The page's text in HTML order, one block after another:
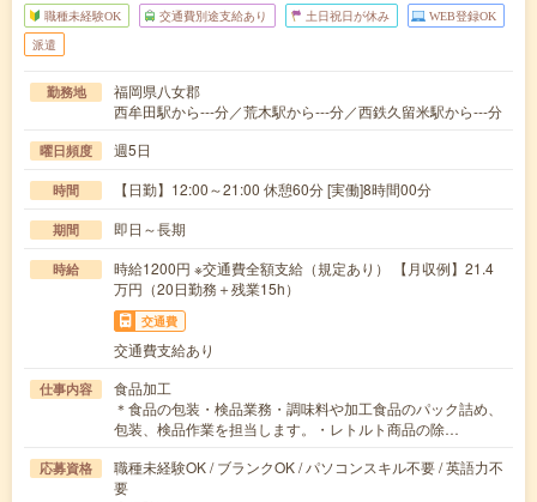
職種未経験OK 交通費別途支給あり 土日祝日が休み WEB登録OK
派遣
勤務地
福岡県八女郡
西牟田駅から---分／荒木駅から---分／西鉄久留米駅から---分
曜日頻度 週5日
時間 【日勤】12:00～21:00 休憩60分 [実働]8時間00分
期間 即日～長期
時給
時給1200円 ※交通費全額支給（規定あり） 【月収例】21.4
万円（20日勤務＋残業15h）
交通費
交通費支給あり
仕事内容
食品加工
＊食品の包装・検品業務・調味料や加工食品のパック詰め、
包装、検品作業を担当します。・レトルト商品の除…
応募資格
職種未経験OK / ブランクOK / パソコンスキル不要 / 英語力不
要